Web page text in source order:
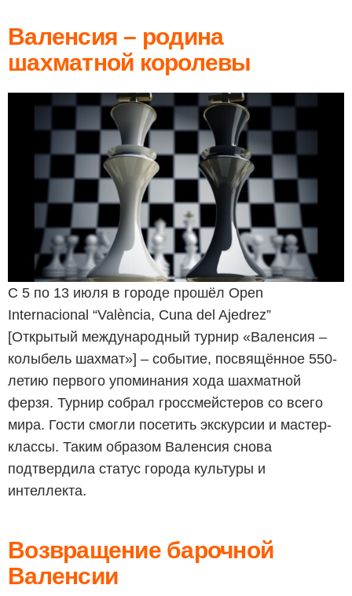
Валенсия – родина
шахматной королевы
С 5 по 13 июля в городе прошёл Open
Internacional “València, Cuna del Ajedrez”
[Открытый международный турнир «Валенсия –
колыбель шахмат»] – событие, посвящённое 550-
летию первого упоминания хода шахматной
ферзя. Турнир собрал гроссмейстеров со всего
мира. Гости смогли посетить экскурсии и мастер-
классы. Таким образом Валенсия снова
подтвердила статус города культуры и
интеллекта.
Возвращение барочной
Валенсии